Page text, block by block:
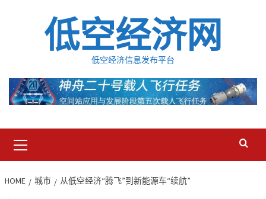
低空经济网
低空经济信息发布平台
Menu
HOME 城市 从低空经济“腾飞”到新能源车“续航”